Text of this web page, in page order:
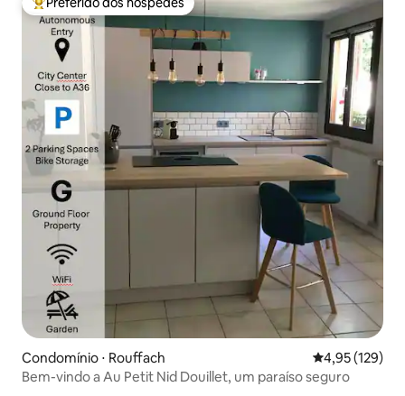
Entre os melhores preferidos dos hóspedes
Condomínio ⋅ Rouffach 4,95 de uma
4,95 (129)
Bem-vindo a Au Petit Nid Douillet, um paraíso seguro